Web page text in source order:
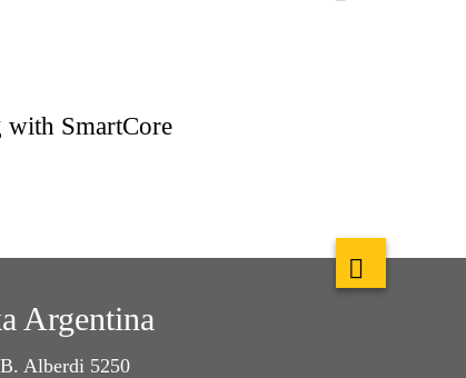
SmartCore
Argentina
Alberdi 5250